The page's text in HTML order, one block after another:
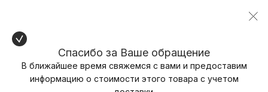
Спасибо за Ваше обращение
В ближайшее время свяжемся с вами и предоставим
информацию о стоимости этого товара с учетом